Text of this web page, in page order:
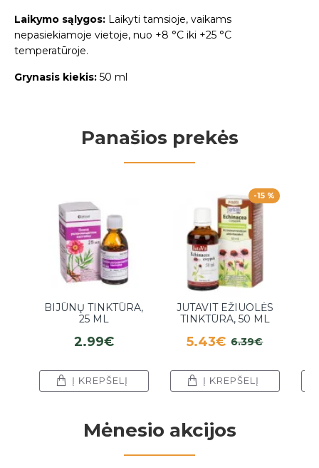
Laikymo sąlygos: Laikyti tamsioje, vaikams
nepasiekiamoje vietoje, nuo +8 °C iki +25 °C
temperatūroje.
Grynasis kiekis: 50 ml
Panašios prekės
BIJŪNŲ TINKTŪRA,
25 ML
2.99€
Į KREPŠELĮ
-15 %
JUTAVIT EŽIUOLĖS
TINKTŪRA, 50 ML
5.43€ 6.39€
Į KREPŠELĮ
Mėnesio akcijos